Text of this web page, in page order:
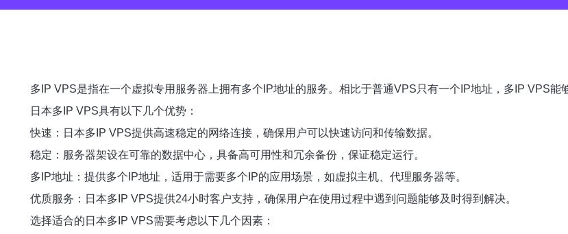
多IP VPS是指在一个虚拟专用服务器上拥有多个IP地址的服务。相比于普通VPS只有一个IP地址，多IP VPS能
日本多IP VPS具有以下几个优势：
快速：日本多IP VPS提供高速稳定的网络连接，确保用户可以快速访问和传输数据。
稳定：服务器架设在可靠的数据中心，具备高可用性和冗余备份，保证稳定运行。
多IP地址：提供多个IP地址，适用于需要多个IP的应用场景，如虚拟主机、代理服务器等。
优质服务：日本多IP VPS提供24小时客户支持，确保用户在使用过程中遇到问题能够及时得到解决。
选择适合的日本多IP VPS需要考虑以下几个因素：